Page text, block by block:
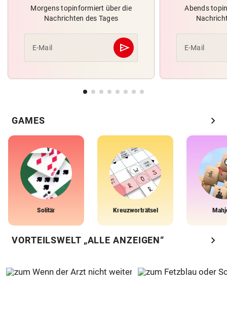
Morgens topinformiert über die
Nachrichten des Tages
E-Mail send
Abschicken
Abends
E-Mail
GAMES chevron_right
Solitär Kreuzworträtsel
VORTEILSWELT „ALLE ANZEIGEN“ chevron_right